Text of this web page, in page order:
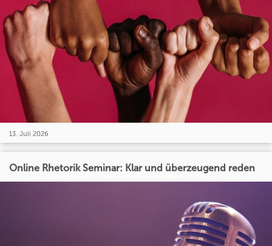
13. Juli 2026
Online Rhetorik Seminar: Klar und überzeugend reden